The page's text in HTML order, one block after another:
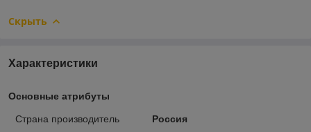
Скрыть
Характеристики
Основные атрибуты
Страна производитель
Россия